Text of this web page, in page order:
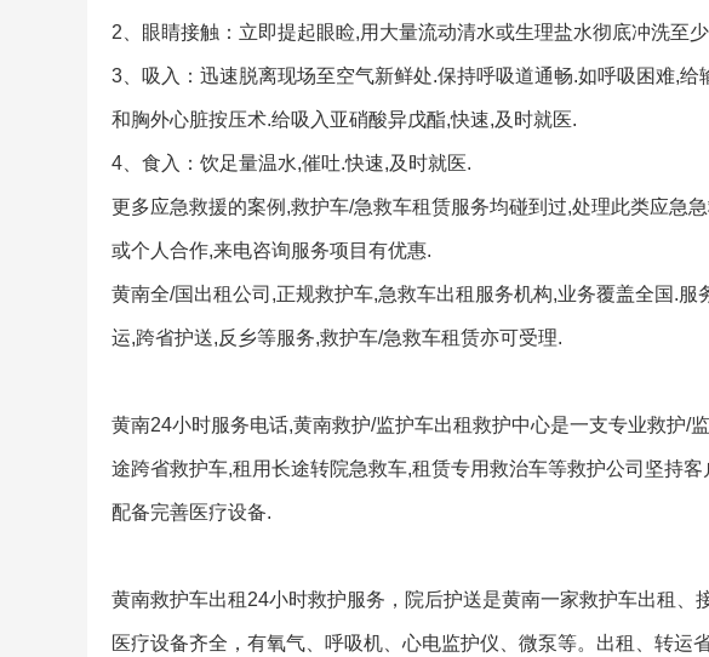
2、眼睛接触：立即提起眼睑,用大量流动清水或生理盐水彻底冲洗至
3、吸入：迅速脱离现场至空气新鲜处.保持呼吸道通畅.如呼吸困难,给
和胸外心脏按压术.给吸入亚硝酸异戊酯,快速,及时就医.
4、食入：饮足量温水,催吐.快速,及时就医.
更多应急救援的案例,救护车/急救车租赁服务均碰到过,处理此类应急
或个人合作,来电咨询服务项目有优惠.
黄南全/国出租公司,正规救护车,急救车出租服务机构,业务覆盖全国.
运,跨省护送,反乡等服务,救护车/急救车租赁亦可受理.
黄南24小时服务电话,黄南救护/监护车出租救护中心是一支专业救护/
途跨省救护车,租用长途转院急救车,租赁专用救治车等救护公司坚持
配备完善医疗设备.
黄南救护车出租24小时救护服务，院后护送是黄南一家救护车出租
医疗设备齐全，有氧气、呼吸机、心电监护仪、微泵等。出租、转运